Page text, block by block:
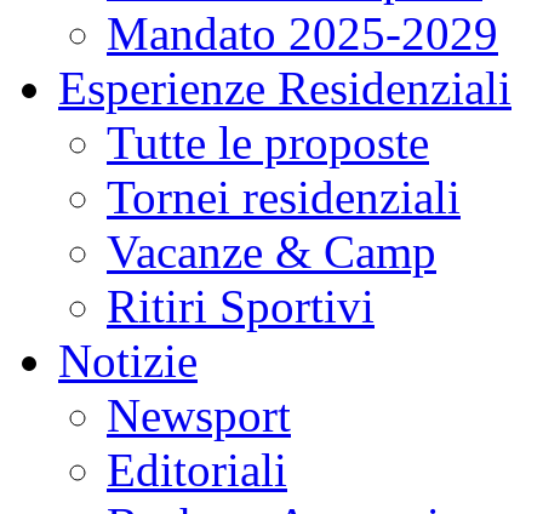
Mandato 2025-2029
Esperienze Residenziali
Tutte le proposte
Tornei residenziali
Vacanze & Camp
Ritiri Sportivi
Notizie
Newsport
Editoriali